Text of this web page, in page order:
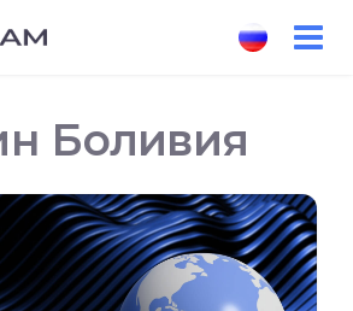
Боливия